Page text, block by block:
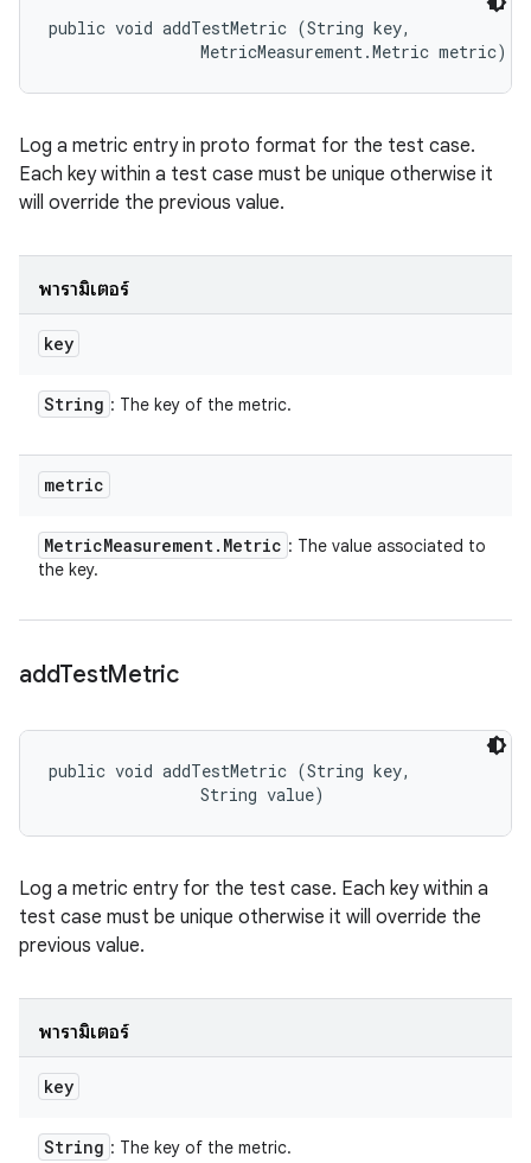
public void addTestMetric (String key,
                MetricMeasurement.Metric metric)
Log a metric entry in proto format for the test case.
Each key within a test case must be unique otherwise it
will override the previous value.
พารามิเตอร์
key
String : The key of the metric.
metric
MetricMeasurement. Metric : The value associated to
the key.
addTestMetric
public void addTestMetric (String key,
                String value)
Log a metric entry for the test case. Each key within a
test case must be unique otherwise it will override the
previous value.
พารามิเตอร์
key
String : The key of the metric.